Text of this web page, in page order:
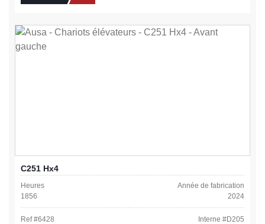
C251 Hx4
Heures
1856
Année de fabrication
2024
Ref #6428 Interne #D205